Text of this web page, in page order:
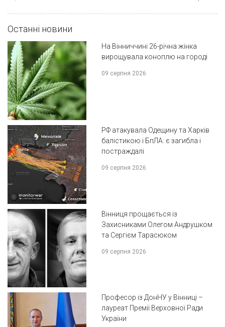
Останні новини
На Вінниччині 26-річна жінка
вирощувала коноплю на городі
09 серпня 2026
РФ атакувала Одещину та Харків
балістикою і БпЛА: є загибла і
постраждалі
09 серпня 2026
Вінниця прощається із
Захисниками Олегом Андрушком
та Сергієм Тарасюком
09 серпня 2026
Професор із ДонНУ у Вінниці –
лауреат Премії Верховної Ради
України